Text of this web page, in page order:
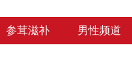
参茸滋补 男性频道